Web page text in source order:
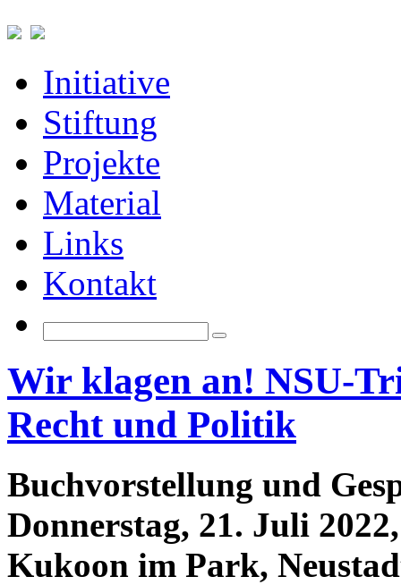
Initiative
Stiftung
Projekte
Material
Links
Kontakt
Wir klagen an! NSU-
Recht und Politik
Buchvorstellung und
Donnerstag, 21. Juli
Kukoon im Park,